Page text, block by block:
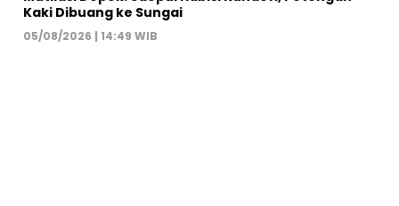
Kaki Dibuang ke Sungai
05/08/2026 | 14:49 WIB